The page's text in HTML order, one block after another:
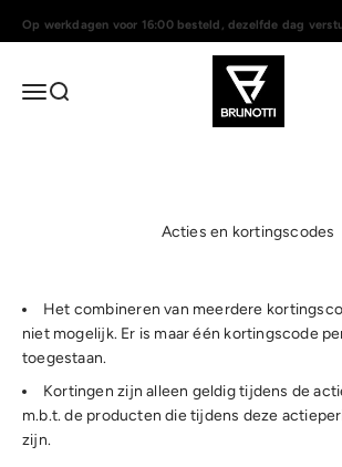
Op werkdagen voor 16:00 besteld, dezelfde dag
MenuZoeken
Brunotti
Acties en kortingscodes
Het combineren van meerdere
niet mogelijk. Er is maar één kortingscode
toegestaan.
Kortingen zijn alleen geldig tijdens de
m.b.t. de producten die tijdens deze
zijn.